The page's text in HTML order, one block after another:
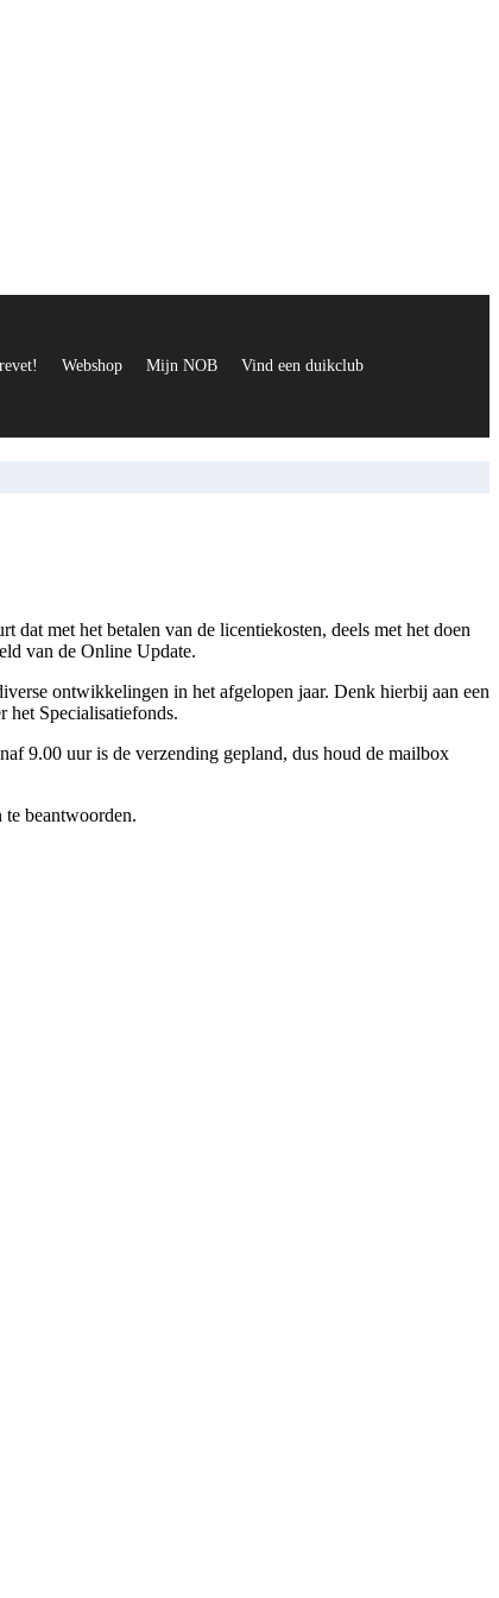
Webshop Mijn NOB Vind een duikclub
met het betalen van de licentiekosten, deels met het doen
van de Online Update.
ontwikkelingen in het afgelopen jaar. Denk hierbij aan een
Specialisatiefonds.
9.00 uur is de verzending gepland, dus houd de mailbox
te beantwoorden.